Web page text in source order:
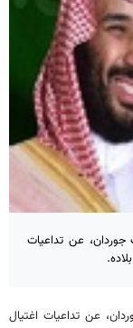
جوردان، عن تداعيات
عن تداعيات اغتيال